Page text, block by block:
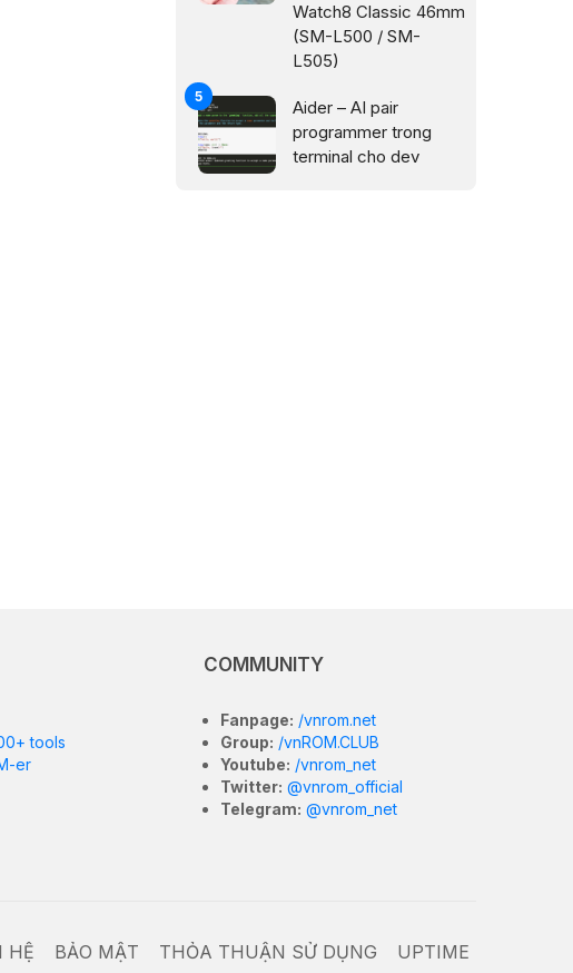
Watch8 Classic 46mm
(SM-L500 / SM-
L505)
Aider – AI pair
programmer trong
terminal cho dev
tools
er
COMMUNITY
Fanpage: /vnrom.net
Group: /vnROM.CLUB
Youtube: /vnrom_net
Twitter: @vnrom_official
Telegram: @vnrom_net
HỆ BẢO MẬT THỎA THUẬN SỬ DỤNG UPTIME